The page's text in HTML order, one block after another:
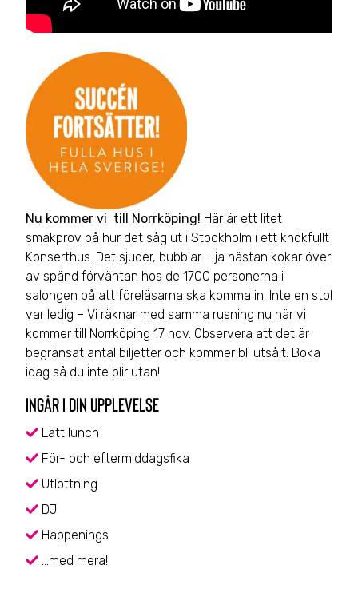
Nu kommer vi till Norrköping! Här är ett litet
smakprov på hur det såg ut i Stockholm i ett knökfullt
Konserthus. Det sjuder, bubblar – ja nästan kokar över
av spänd förväntan hos de 1700 personerna i
salongen på att föreläsarna ska komma in. Inte en stol
var ledig – Vi räknar med samma rusning nu när vi
kommer till Norrköping 17 nov. Observera att det är
begränsat antal biljetter och kommer bli utsålt. Boka
idag så du inte blir utan!
INGÅR I DIN UPPLEVELSE
Lätt lunch
För- och eftermiddagsfika
Utlottning
DJ
Happenings
…med mera!